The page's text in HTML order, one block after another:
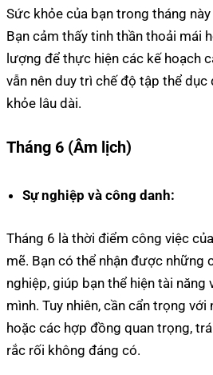
Sức khỏe của bạn trong tháng
Bạn cảm thấy tinh thần thoải mái
lượng để thực hiện các kế hoạch
vẫn nên duy trì chế độ tập thể
khỏe lâu dài.
Tháng 6 (Âm lịch)
Sự nghiệp và công danh:
Tháng 6 là thời điểm công việc
mẽ. Bạn có thể nhận được những
nghiệp, giúp bạn thể hiện tài năng
mình. Tuy nhiên, cần cẩn trọng
hoặc các hợp đồng quan trọng,
rắc rối không đáng có.